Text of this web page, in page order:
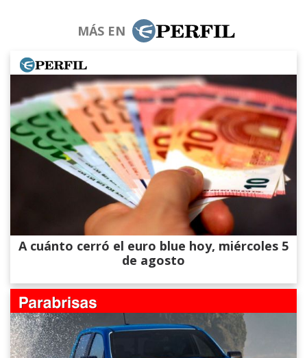
MÁS EN
A cuánto cerró el euro blue hoy, miércoles 5
de agosto